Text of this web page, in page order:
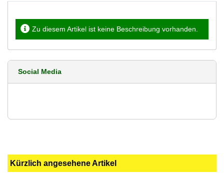
Zu diesem Artikel ist keine Beschreibung vorhanden.
Social Media
Kürzlich angesehene Artikel